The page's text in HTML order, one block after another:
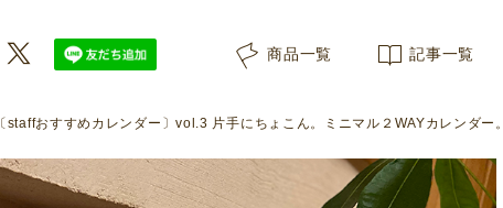
商品一覧 記事一覧
〔staffおすすめカレンダー〕vol.3 片手にちょこん。ミニマル２WAYカレンダー。